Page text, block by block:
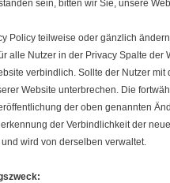
sein, bitten wir Sie, unsere
Policy teilweise oder gänzlich
alle Nutzer in der Privacy Spalte der
verbindlich. Sollte der Nutzer mit
Website unterbrechen. Die
der oben genannten
der Verbindlichkeit der
wird von derselben verwaltet.